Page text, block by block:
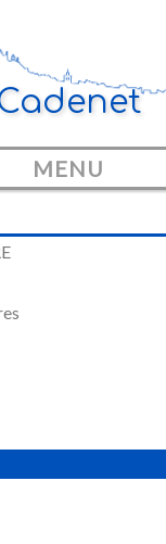
MENU